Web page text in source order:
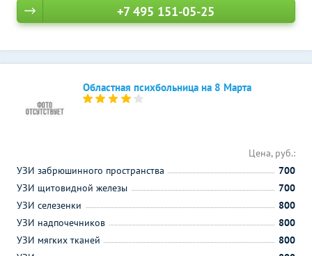
+7 495 151-05-25
Областная психбольница на 8 Марта
Цена, руб.:
УЗИ забрюшинного пространства
700
УЗИ щитовидной железы
700
УЗИ селезенки
800
УЗИ надпочечников
800
УЗИ мягких тканей
800